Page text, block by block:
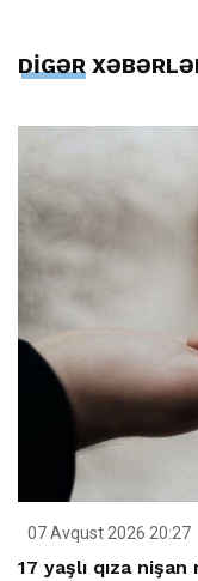
DİGƏR
07 Avqust 2026 20:27
17 yaşlı qıza